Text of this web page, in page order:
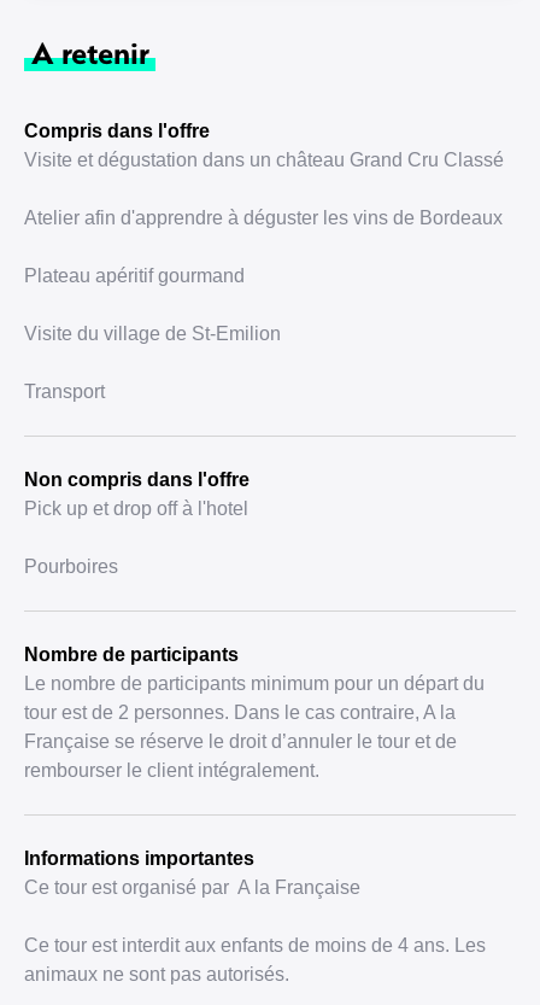
A retenir
Compris dans l'offre
Visite et dégustation dans un château Grand Cru Classé
Atelier afin d'apprendre à déguster les vins de Bordeaux
Plateau apéritif gourmand
Visite du village de St-Emilion
Transport
Non compris dans l'offre
Pick up et drop off à l'hotel
Pourboires
Nombre de participants
Le nombre de participants minimum pour un départ du
tour est de 2 personnes. Dans le cas contraire, A la
Française se réserve le droit d’annuler le tour et de
rembourser le client intégralement.
Informations importantes
Ce tour est organisé par A la Française
Ce tour est interdit aux enfants de moins de 4 ans. Les
animaux ne sont pas autorisés.